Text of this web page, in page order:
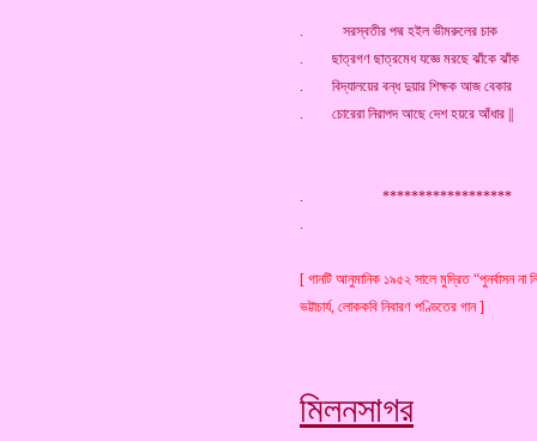
. সরস্বতীর পদ্ম হইল ভীমরুলের চাক
. ছাত্রগণ ছাত্রমেধ যজ্ঞে মরছে ঝাঁকে ঝাঁক
. বিদ্যালয়ের বন্ধ দুয়ার শিক্ষক আজ বেকার
. চোরেরা নিরাপদ আছে দেশ হয়রে আঁধার ||
. ******************
[ গানটি আনুমানিক ১৯৫২ সালে মুদ্রিত “পুনর্বাসন
ভট্টাচার্য, লোককবি নিবারণ পণ্ডিতের গান ]
মিলনসাগর